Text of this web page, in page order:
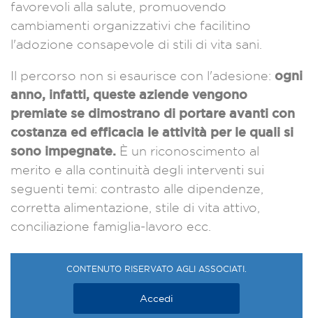
favorevoli alla salute, promuovendo
cambiamenti organizzativi che facilitino
l'adozione consapevole di stili di vita sani.
Il percorso non si esaurisce con l'adesione: ogni
anno, infatti, queste aziende vengono
premiate se dimostrano di portare avanti con
costanza ed efficacia le attività per le quali si
sono impegnate. È un riconoscimento al
merito e alla continuità degli interventi sui
seguenti temi: contrasto alle dipendenze,
corretta alimentazione, stile di vita attivo,
conciliazione famiglia-lavoro ecc.
CONTENUTO RISERVATO AGLI ASSOCIATI.
Accedi